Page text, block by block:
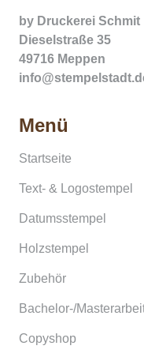
by Druckerei Schmit
Dieselstraße 35
49716 Meppen
Menü
Startseite
Text- & Logostempel
Datumsstempel
Holzstempel
Zubehör
Bachelor-/
Copyshop